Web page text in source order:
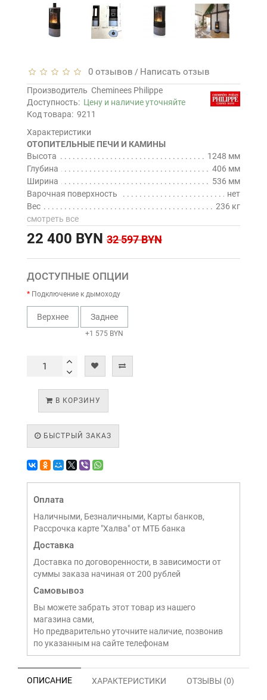
0 отзывов / Написать отзыв
Производитель Cheminees Philippe
Доступность: Цену и наличие уточняйте
Код товара: 9211
Характеристики
ОТОПИТЕЛЬНЫЕ ПЕЧИ И КАМИНЫ
Высота
1248 мм
Глубина
406 мм
Ширина
536 мм
Варочная поверхность
нет
Вес
236 кг
смотреть все
22 400 BYN 32 597 BYN
ДОСТУПНЫЕ ОПЦИИ
Подключение к дымоходу
Верхнее Заднее
+1 575 BYN
В КОРЗИНУ
БЫСТРЫЙ ЗАКАЗ
Оплата
Наличными, Безналичными, Карты банков,
Рассрочка карте "Халва" от МТБ банка
Доставка
Доставка по договоренности, в зависимости от
суммы заказа начиная от 200 рублей
Самовывоз
Вы можете забрать этот товар из нашего
магазина сами,
Но предварительно уточните наличие, позвонив
по указанным на сайте телефонам
ОПИСАНИЕ ХАРАКТЕРИСТИКИ ОТЗЫВЫ (0)